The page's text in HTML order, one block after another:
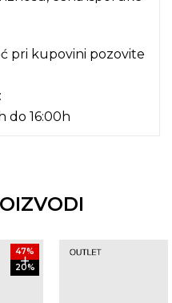
pri kupovini pozovite
do 16:00h
47%
20%